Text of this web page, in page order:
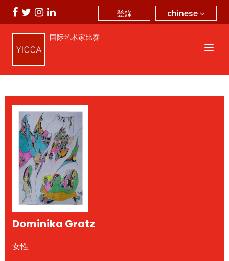
chinese
登錄
国际艺术家比赛
Dominika Gratz
女性